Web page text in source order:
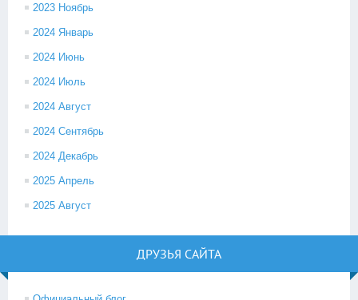
2023 Ноябрь
2024 Январь
2024 Июнь
2024 Июль
2024 Август
2024 Сентябрь
2024 Декабрь
2025 Апрель
2025 Август
ДРУЗЬЯ САЙТА